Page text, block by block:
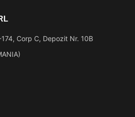
Corp C, Depozit Nr. 10B